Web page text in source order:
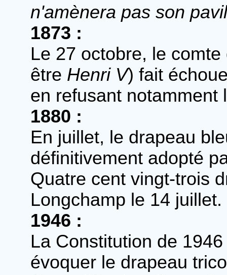
n'amènera pas son
1873 :
Le 27 octobre, le
être Henri V) fait
en refusant notamment
1880 :
En juillet, le drapeau
définitivement adopté
Quatre cent vingt-trois
Longchamp le 14 juillet.
1946 :
La Constitution de
évoquer le drapeau